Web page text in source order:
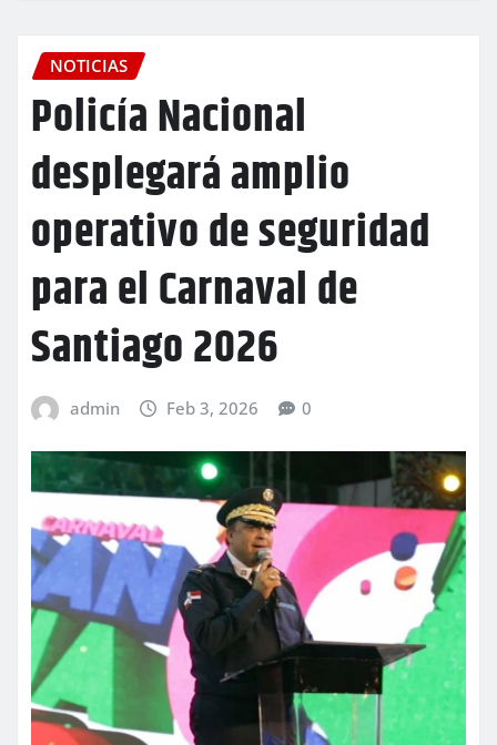
NOTICIAS
Policía Nacional
desplegará amplio
operativo de seguridad
para el Carnaval de
Santiago 2026
admin Feb 3, 2026 0